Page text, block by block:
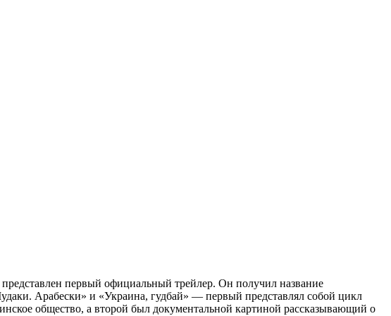
первый официальный трейлер. Он получил название
Арабески» и «Украина, гудбай» — первый представлял собой цикл
общество, а второй был документальной картиной рассказывающий о